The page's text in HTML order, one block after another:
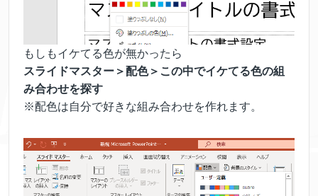
もしもイケてる色が無かったら
スライドマスター＞配色＞この中でイケてる色の組
み合わせを探す
※配色は自分で好きな組み合わせを作れます。